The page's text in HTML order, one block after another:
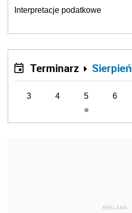
Interpretacje podatkowe
Terminarz Sierpień
3 4 5 6
REKLAMA